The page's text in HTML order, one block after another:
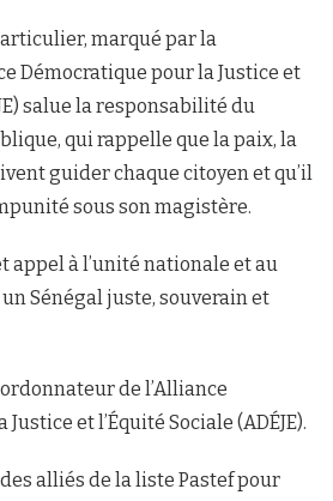
marqué par la
Démocratique pour la Justice et
salue la responsabilité du
qui rappelle que la paix, la
guider chaque citoyen et qu’il
sous son magistère.
appel à l’unité nationale et au
Sénégal juste, souverain et
de l’Alliance
et l’Équité Sociale (ADÉJE).
alliés de la liste Pastef pour